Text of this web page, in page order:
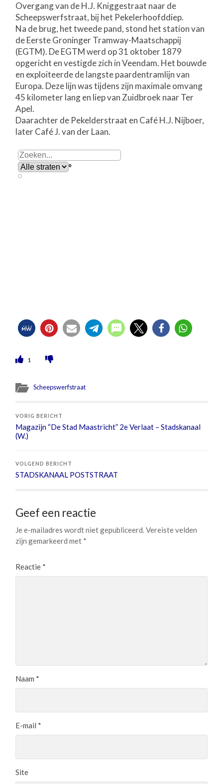
Overgang van de H.J. Kniggestraat naar de
Scheepswerfstraat, bij het Pekelerhoofddiep.
Na de brug, het tweede pand, stond het station van
de Eerste Groninger Tramway-Maatschappij
(EGTM). De EGTM werd op 31 oktober 1879
opgericht en vestigde zich in Veendam. Het bouwde
en exploiteerde de langste paardentramlijn van
Europa. Deze lijn was tijdens zijn maximale omvang
45 kilometer lang en liep van Zuidbroek naar Ter
Apel.
Daarachter de Pekelderstraat en Café H.J. Nijboer,
later Café J. van der Laan.
1
Scheepswerfstraat
VORIG BERICHT
Magazijn “De Stad Maastricht” 2e Verlaat – Stadskanaal
(W.)
VOLGEND BERICHT
STADSKANAAL POSTSTRAAT
Geef een reactie
Je e-mailadres wordt niet gepubliceerd.Vereiste velden
zijn gemarkeerd met *
Reactie *
Naam *
E-mail *
Site